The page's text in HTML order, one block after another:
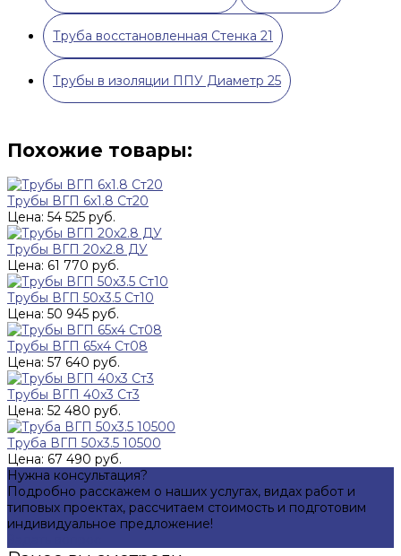
Труба восстановленная Стенка 21
Трубы в изоляции ППУ Диаметр 25
Похожие товары:
Трубы ВГП 6x1.8 Ст20
Цена: 54 525 руб.
Трубы ВГП 20х2.8 ДУ
Цена: 61 770 руб.
Трубы ВГП 50x3.5 Ст10
Цена: 50 945 руб.
Трубы ВГП 65x4 Ст08
Цена: 57 640 руб.
Трубы ВГП 40x3 Ст3
Цена: 52 480 руб.
Труба ВГП 50x3.5 10500
Цена: 67 490 руб.
Нужна консультация?
Подробно расскажем о наших услугах, видах работ и
типовых проектах, рассчитаем стоимость и подготовим
индивидуальное предложение!